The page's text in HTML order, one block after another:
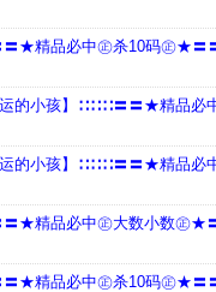
★精品必中㊣杀10码㊣★〓
运的小孩】∷∷∷〓〓★精品必
运的小孩】∷∷∷〓〓★精品必
★精品必中㊣大数小数㊣★
★精品必中㊣杀10码㊣★〓